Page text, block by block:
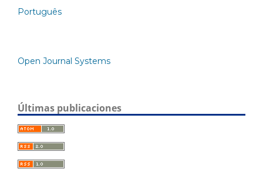
Português
Open Journal Systems
Últimas publicaciones